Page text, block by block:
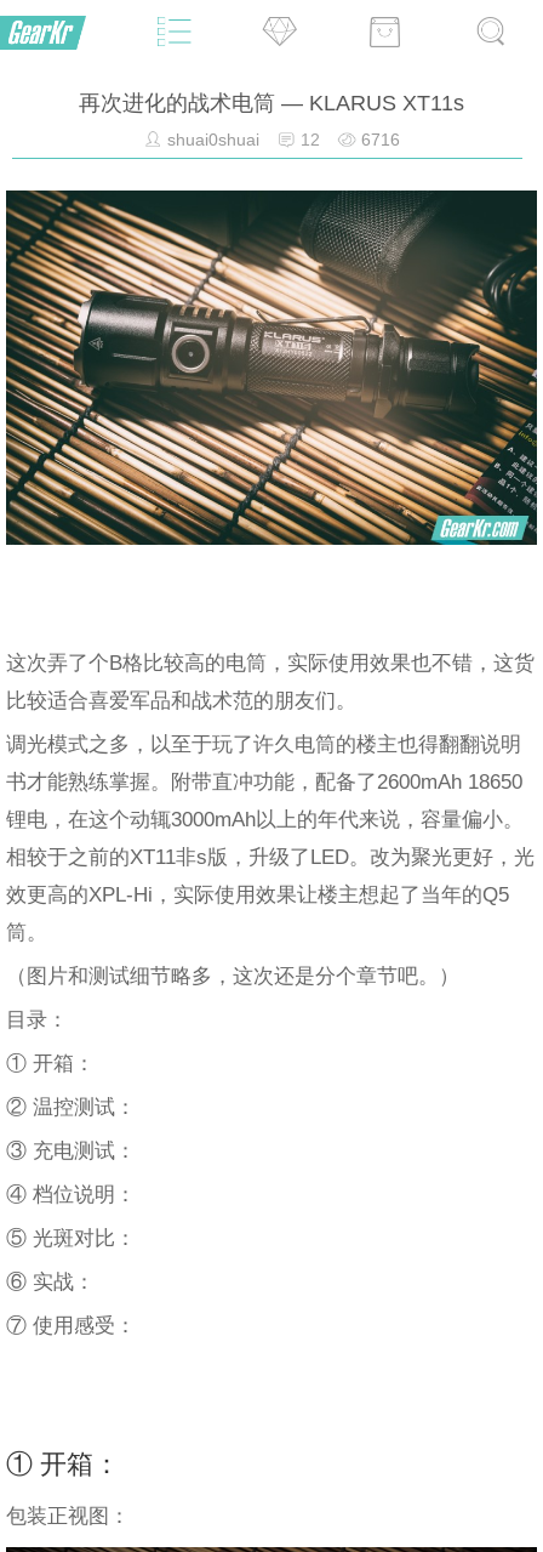
再次进化的战术电筒 — KLARUS XT11s
shuai0shuai 12 6716
这次弄了个B格比较高的电筒，实际使用效果也不错，这货
比较适合喜爱军品和战术范的朋友们。
调光模式之多，以至于玩了许久电筒的楼主也得翻翻说明
书才能熟练掌握。附带直冲功能，配备了2600mAh 18650
锂电，在这个动辄3000mAh以上的年代来说，容量偏小。
相较于之前的XT11非s版，升级了LED。改为聚光更好，光
效更高的XPL-Hi，实际使用效果让楼主想起了当年的Q5
筒。
（图片和测试细节略多，这次还是分个章节吧。）
目录：
① 开箱：
② 温控测试：
③ 充电测试：
④ 档位说明：
⑤ 光斑对比：
⑥ 实战：
⑦ 使用感受：
① 开箱：
包装正视图：